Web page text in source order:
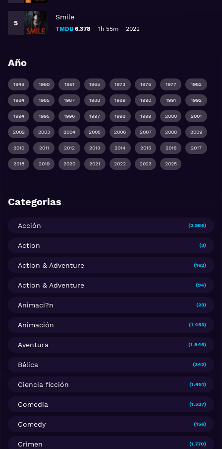
Smile
TMDB 6.378 1h 55m 2022
Año
1948 1960 1961 1965 1973 1976 1977 1982
1984 1985 1987 1988 1989 1990 1991 1992
1994 1995 1996 1997 1998 1999 2000 2001
2002 2003 2004 2005 2006 2007 2008 2009
2010 2011 2012 2013 2014 2015 2016 2017
2018 2019 2020 2021 2022 2023 2025
Categorias
Acción (2.986)
Action (3)
Action & Adventure (162)
Action & Adventure (94)
Animaci?n (23)
Animación (1.453)
Aventura (1.845)
Bélica (342)
Ciencia ficción (1.451)
Comedia (1.527)
Comedy (156)
Crimen (1.770)